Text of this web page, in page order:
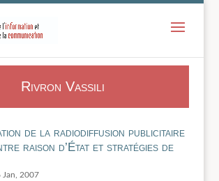
Rivron Vassili
de la radiodiffusion publicitaire
raison d’État et stratégies de
Jan, 2007